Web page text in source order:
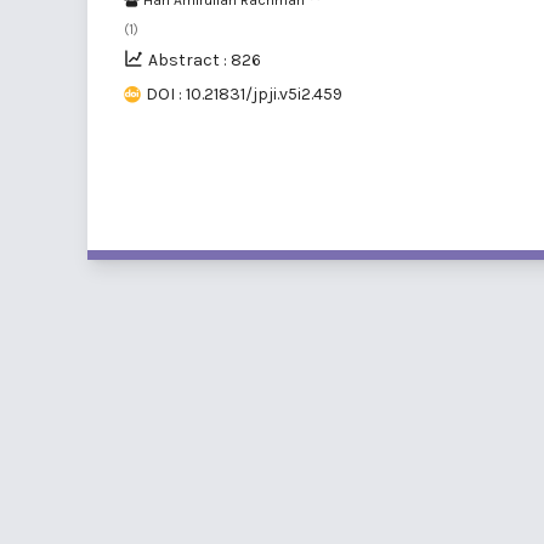
(1)
Abstract : 826
DOI : 10.21831/jpji.v5i2.459